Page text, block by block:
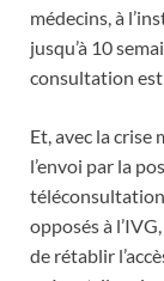
médecins, à
jusqu’à 10
consultation est
Et, avec la crise
l’envoi par la
opposés à
de rétablir